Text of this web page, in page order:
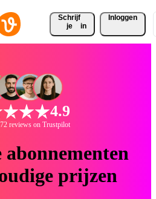
Schrijf
je
in
Inloggen
4.9
reviews on Trustpilot
abonnementen
prijzen